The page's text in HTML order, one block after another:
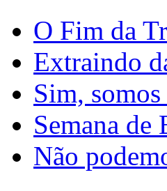
O Fim da
Extraindo
Sim,
Semana
Não